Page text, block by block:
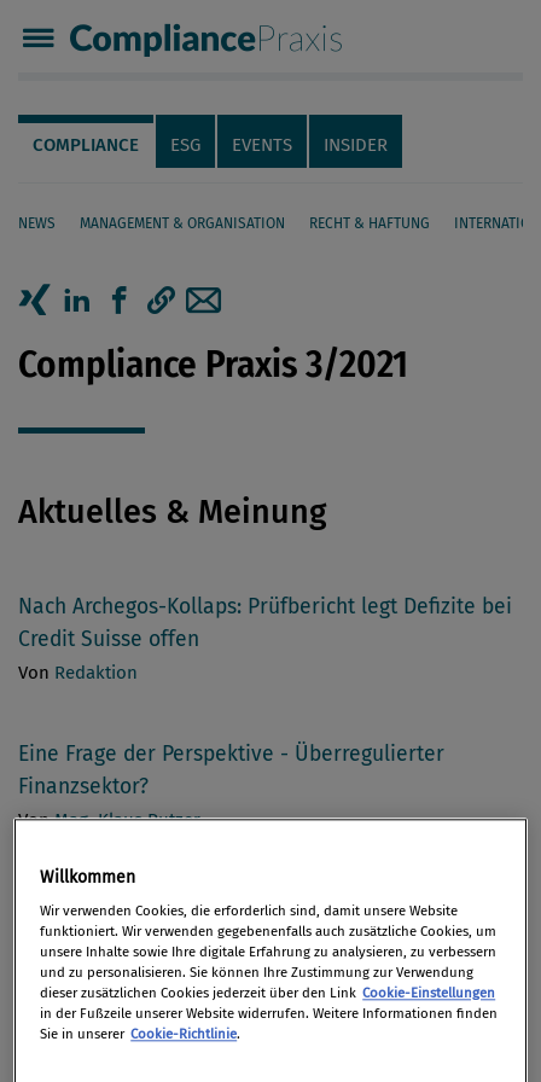
Compliance Praxis
Servicenavigation
Navigation
COMPLIANCE ESG EVENTS INSIDER
NEWS MANAGEMENT & ORGANISATION RECHT & HAFTUNG
Seiteninhalt
Artikel auf Xing teilen
Artikel auf linkedIn teilen
Artikel auf Facebook teilen
Artikellink kopieren
Artikel per Mail teilen
Compliance Praxis 3/2021
Aktuelles & Meinung
Nach Archegos-Kollaps: Prüfbericht legt ­Defizite bei
Credit Suisse offen
Von Redaktion
Eine Frage der Perspektive - Überregulierter
Finanzsektor?
VonMag. Klaus Putzer
„A Summer Special“: Drittes Arbeitstreffen von
ÖCOV und BCM
VonMag. Andrea Pilecky LL.B. ,Mag. Roman Sartor M.B.L
Kolumne 3/21: „Denken Sie jetzt bitte nicht an rosa
Willkommen
Wir verwenden Cookies, die erforderlich sind, damit unsere Website
funktioniert. Wir verwenden gegebenenfalls auch zusätzliche Cookies, um
unsere Inhalte sowie Ihre digitale Erfahrung zu analysieren, zu verbessern
und zu personalisieren. Sie können Ihre Zustimmung zur Verwendung
dieser zusätzlichen Cookies jederzeit über den Link Cookie-Einstellungen
in der Fußzeile unserer Website widerrufen. Weitere Informationen finden
Sie in unserer Cookie-Richtlinie.